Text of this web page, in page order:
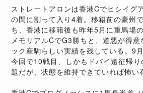
ストレートアロンは香港Cでヒシイグ
の間に割って入り4着。移籍前の豪州
ち、香港に移籍後も昨年5月に重馬場
メモリアルCでG3勝ちと、道悪が得
ック産駒らしい実績を残している。9
今回で10戦目、しかもドバイ遠征帰
題だが、状態を維持できていれば怖い